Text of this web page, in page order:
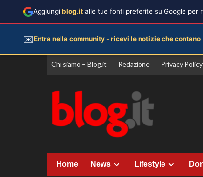
Vai
Chi siamo – Blog.it Redazione Privacy Policy
Home News Lifestyle
Aggiungi blog.it alle tue fonti preferite su Google per
✉️Entra nella community - ricevi le notizie che contano